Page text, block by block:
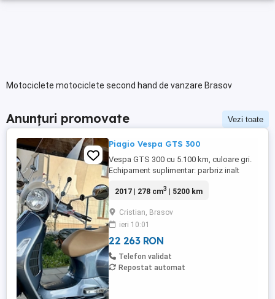
Motociclete motociclete second hand de vanzare Brasov
Anunțuri promovate Vezi toate
Piagio Vespa GTS 300
Vespa GTS 300 cu 5.100 km, culoare gri.
Echipament suplimentar: parbriz inalt
Classic; prelungitor scarite pasager;
Frando; incarcare USB. Baterie an 2026,
ultima revizie - martie 2026. Anvelope
2024. Itp valabil pana in ...
2017 | 278 cm3 | 5200 km
Cristian, Brasov
ieri 10:01
22 263 RON
Telefon validat
Repostat automat